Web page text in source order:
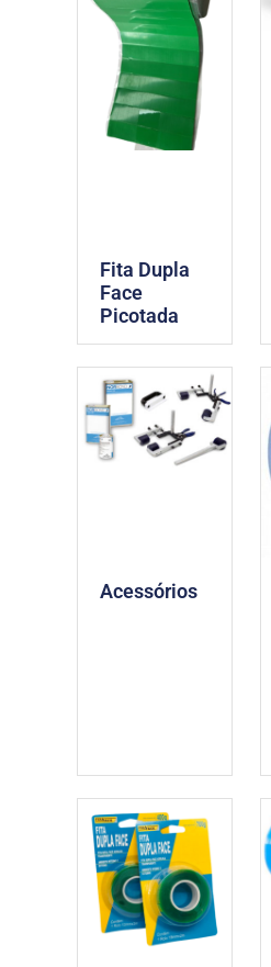
Fita Dupla
Face
Picotada
Acessórios